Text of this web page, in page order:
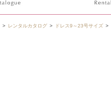
レンタルカタログ ドレス9～23号サイズ